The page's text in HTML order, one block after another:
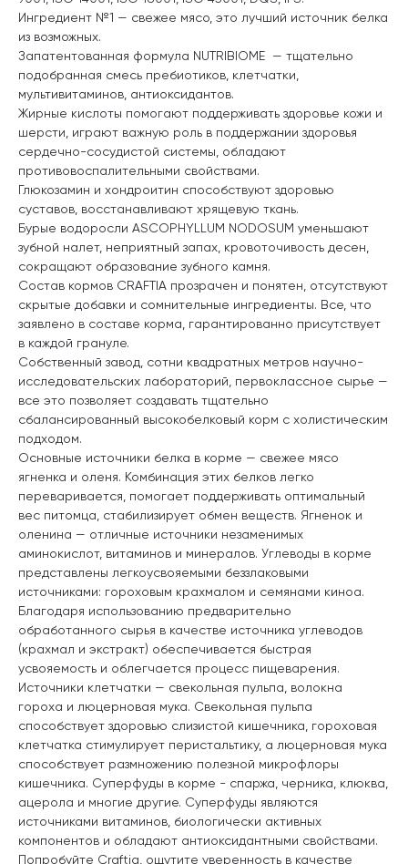
Ингредиент №1 — свежее мясо, это лучший источник белка
из возможных.
Запатентованная формула NUTRIBIOME — тщательно
подобранная смесь пребиотиков, клетчатки,
мультивитаминов, антиоксидантов.
Жирные кислоты помогают поддерживать здоровье кожи и
шерсти, играют важную роль в поддержании здоровья
сердечно-сосудистой системы, обладают
противовоспалительными свойствами.
Глюкозамин и хондроитин способствуют здоровью
суставов, восстанавливают хрящевую ткань.
Бурые водоросли ASCOPHYLLUM NODOSUM уменьшают
зубной налет, неприятный запах, кровоточивость десен,
сокращают образование зубного камня.
Состав кормов CRAFTIA прозрачен и понятен, отсутствуют
скрытые добавки и сомнительные ингредиенты. Все, что
заявлено в составе корма, гарантированно присутствует
в каждой грануле.
Собственный завод, сотни квадратных метров научно-
исследовательских лабораторий, первоклассное сырье —
все это позволяет создавать тщательно
сбалансированный высокобелковый корм с холистическим
подходом.
Основные источники белка в корме — свежее мясо
ягненка и оленя. Комбинация этих белков легко
переваривается, помогает поддерживать оптимальный
вес питомца, стабилизирует обмен веществ. Ягненок и
оленина — отличные источники незаменимых
аминокислот, витаминов и минералов. Углеводы в корме
представлены легкоусвояемыми беззлаковыми
источниками: гороховым крахмалом и семянами киноа.
Благодаря использованию предварительно
обработанного сырья в качестве источника углеводов
(крахмал и экстракт) обеспечивается быстрая
усвояемость и облегчается процесс пищеварения.
Источники клетчатки — свекольная пульпа, волокна
гороха и люцерновая мука. Свекольная пульпа
способствует здоровью слизистой кишечника, гороховая
клетчатка стимулирует перистальтику, а люцерновая мука
способствует размножению полезной микрофлоры
кишечника. Суперфуды в корме - спаржа, черника, клюква,
ацерола и многие другие. Суперфуды являются
источниками витаминов, биологически активных
компонентов и обладают антиоксидантными свойствами.
Попробуйте Craftia, ощутите уверенность в качестве